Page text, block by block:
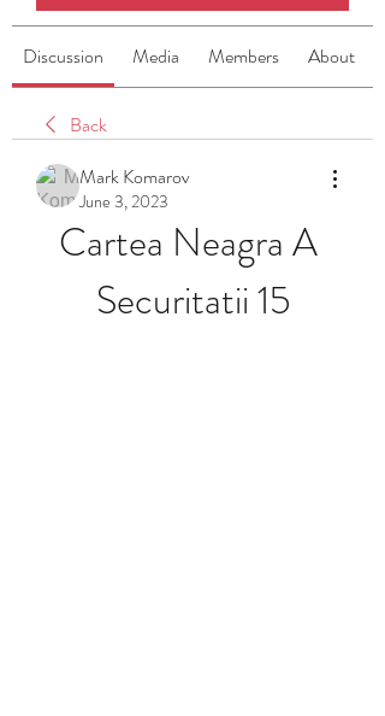
Discussion Media Members About
Back
Mark Komarov
June 3, 2023
Cartea Neagra A
Securitatii 15